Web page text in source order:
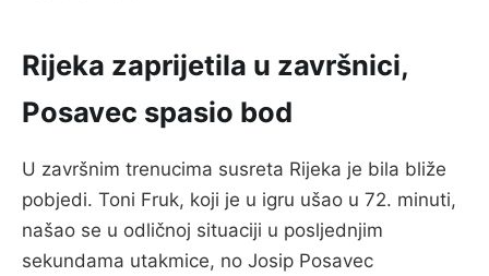
Rijeka zaprijetila u završnici,
Posavec spasio bod
U završnim trenucima susreta Rijeka je bila bliže
pobjedi. Toni Fruk, koji je u igru ušao u 72. minuti,
našao se u odličnoj situaciji u posljednjim
sekundama utakmice, no Josip Posavec